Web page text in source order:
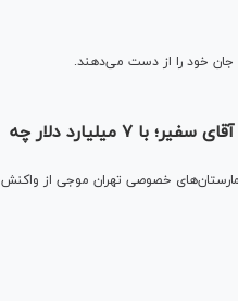
واکنش کاربران شبکه‌های اجتماعی به توییت سفارت کره جنوبی در تهران/ آقای سفیر؛ با ۷ میلیارد دلار چه
اهدای ۲ هزار عدد ماسک به یکی از بیمارستان‌های خصوصی تهران موجی از واکنش